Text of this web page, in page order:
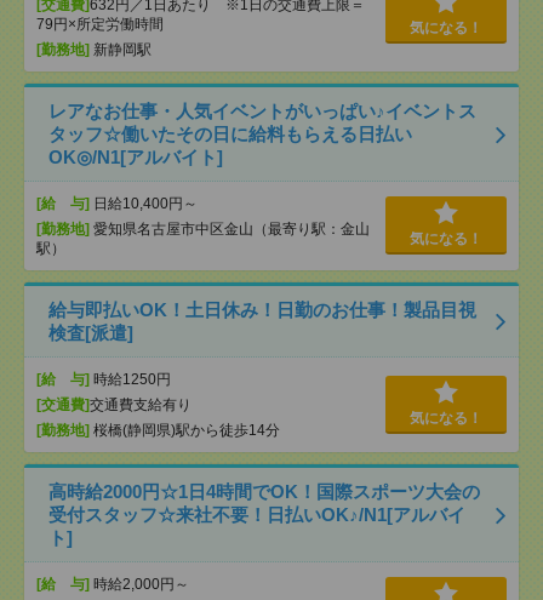
[交通費]632円／1日あたり ※1日の交通費上限＝
79円×所定労働時間
[勤務地] 新静岡駅
気になる！
レアなお仕事・人気イベントがいっぱい♪イベントス
タッフ☆働いたその日に給料もらえる日払い
OK◎/N1[アルバイト]
[給 与] 日給10,400円～
[勤務地] 愛知県名古屋市中区金山（最寄り駅：金山
駅）
気になる！
給与即払いOK！土日休み！日勤のお仕事！製品目視
検査[派遣]
[給 与] 時給1250円
[交通費]交通費支給有り
[勤務地] 桜橋(静岡県)駅から徒歩14分
気になる！
高時給2000円☆1日4時間でOK！国際スポーツ大会の
受付スタッフ☆来社不要！日払いOK♪/N1[アルバイ
ト]
[給 与] 時給2,000円～